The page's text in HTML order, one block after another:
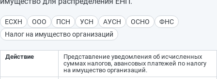
ЕСХН ООО ПСН УСН АУСН ОСНО
ФНС
Налог на имущество организаций
Действие
Представление уведомления об исчисленных
суммах налогов, авансовых платежей по налогу
на имущество организаций.